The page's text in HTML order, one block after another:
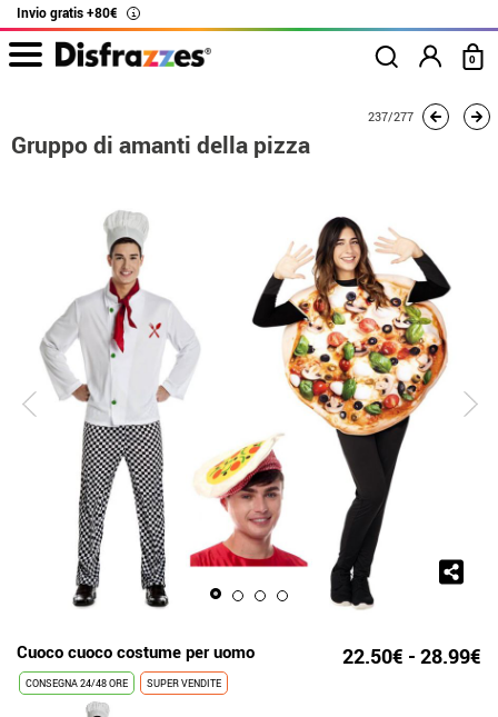
Invio gratis +80€ i
0
Gruppo di amanti della pizza
237/277
Gruppo di amanti della pizza
Cuoco cuoco costume per uomo 22.50€ - 28.99€
CONSEGNA 24/48 ORE SUPER VENDITE